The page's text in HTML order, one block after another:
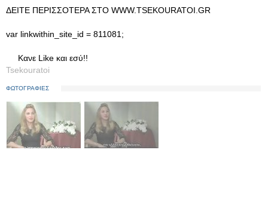
ΔΕΙΤΕ ΠΕΡΙΣΣΟΤΕΡΑ ΣΤΟ WWW.TSEKOURATOI.GR
var linkwithin_site_id = 811081;
Κανε Like και εσύ!!
Tsekouratoi
ΦΩΤΟΓΡΑΦΙΕΣ